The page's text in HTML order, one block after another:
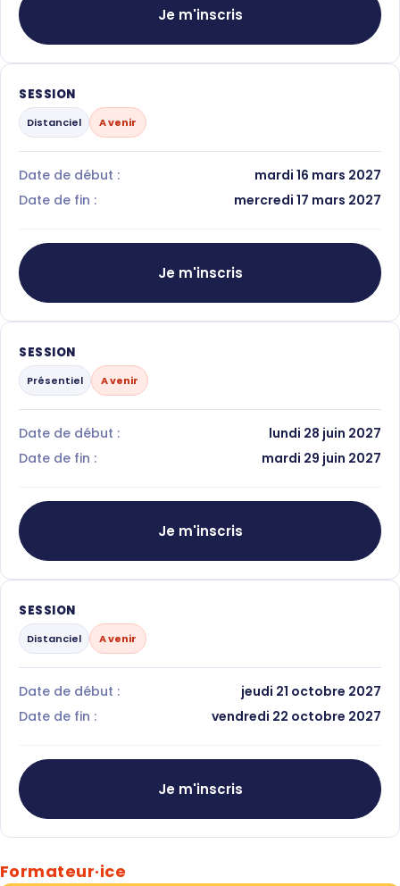
Je m'inscris
SESSION
Distanciel A venir
Date de début :
mardi 16 mars 2027
Date de fin :
mercredi 17 mars 2027
Je m'inscris
SESSION
Présentiel A venir
Date de début :
lundi 28 juin 2027
Date de fin :
mardi 29 juin 2027
Je m'inscris
SESSION
Distanciel A venir
Date de début :
jeudi 21 octobre 2027
Date de fin :
vendredi 22 octobre 2027
Je m'inscris
Formateur·ice